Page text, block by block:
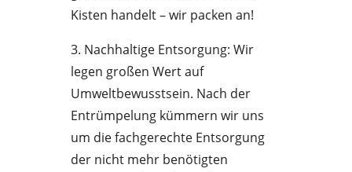
Kisten handelt – wir packen an!
3. Nachhaltige Entsorgung: Wir
legen großen Wert auf
Umweltbewusstsein. Nach der
Entrümpelung kümmern wir uns
um die fachgerechte Entsorgung
der nicht mehr benötigten